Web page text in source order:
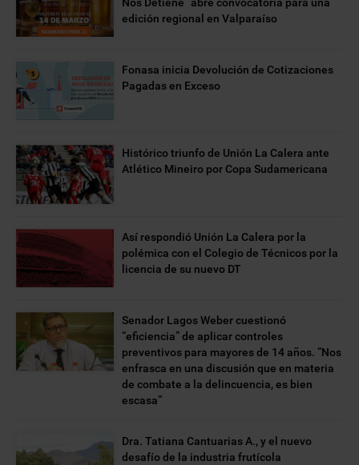
edición regional en Valparaíso
Fonasa inicia Devolución de Cotizaciones
Pagadas en Exceso
Histórico triunfo de Unión La Calera ante
Atlético Mineiro por Copa Sudamericana
Así respondió Unión La Calera por la
polémica con el Colegio de Técnicos por la
licencia de su nuevo DT
Senador Lagos Weber cuestionó
“eficiencia” de aplicar controles
preventivos para mayores de 14 años. “Nos
enfrasca en una discusión que en materia
de combate a la delincuencia, es bien
escasa”
Dra. Tatiana Cantuarias A., y el nuevo
desafío de la industria frutícola